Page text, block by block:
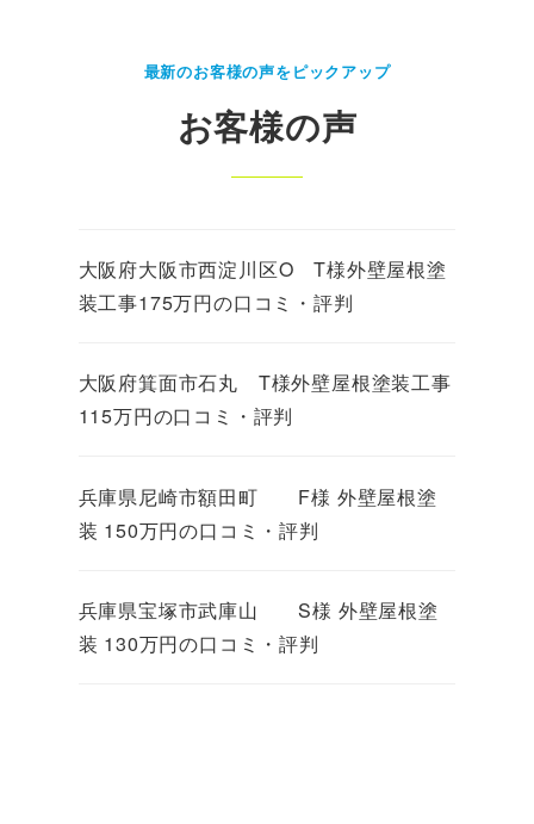
最新のお客様の声をピックアップ
お客様の声
大阪府大阪市西淀川区O T様外壁屋根塗
装工事175万円の口コミ・評判
大阪府箕面市石丸 T様外壁屋根塗装工事
115万円の口コミ・評判
兵庫県尼崎市額田町 F様 外壁屋根塗
装 150万円の口コミ・評判
兵庫県宝塚市武庫山 S様 外壁屋根塗
装 130万円の口コミ・評判